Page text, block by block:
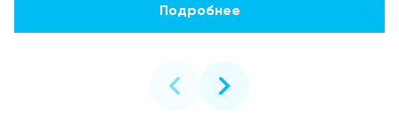
Подробнее